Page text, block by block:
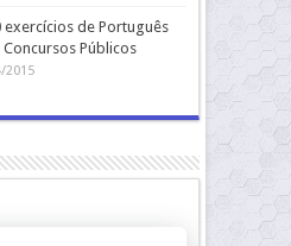
exercícios de Português
Públicos
2015